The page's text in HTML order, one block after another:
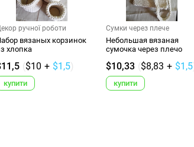
ручної роботи
вязаных корзинок
хлопка
($10 + $1,5)
купити
Сумки через плече
Небольшая вязаная
сумочка через плечо
$10,33 ($8,83 + $1,5
купити